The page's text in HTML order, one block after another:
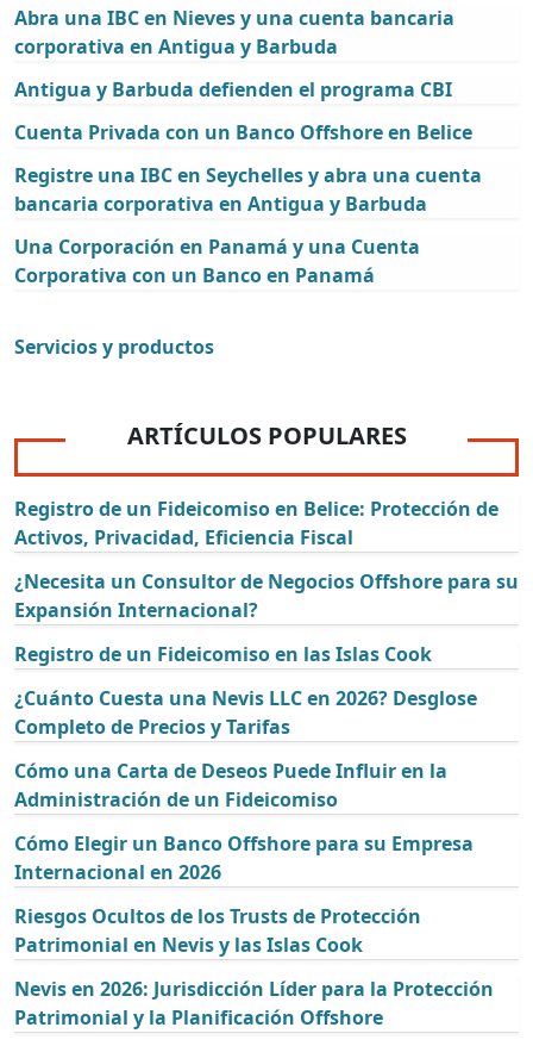
Abra una IBC en Nieves y una cuenta bancaria
corporativa en Antigua y Barbuda
Antigua y Barbuda defienden el programa CBI
Cuenta Privada con un Banco Offshore en Belice
Registre una IBC en Seychelles y abra una cuenta
bancaria corporativa en Antigua y Barbuda
Una Corporación en Panamá y una Cuenta
Corporativa con un Banco en Panamá
Servicios y productos
ARTÍCULOS POPULARES
Registro de un Fideicomiso en Belice: Protección de
Activos, Privacidad, Eficiencia Fiscal
¿Necesita un Consultor de Negocios Offshore para su
Expansión Internacional?
Registro de un Fideicomiso en las Islas Cook
¿Cuánto Cuesta una Nevis LLC en 2026? Desglose
Completo de Precios y Tarifas
Cómo una Carta de Deseos Puede Influir en la
Administración de un Fideicomiso
Cómo Elegir un Banco Offshore para su Empresa
Internacional en 2026
Riesgos Ocultos de los Trusts de Protección
Patrimonial en Nevis y las Islas Cook
Nevis en 2026: Jurisdicción Líder para la Protección
Patrimonial y la Planificación Offshore